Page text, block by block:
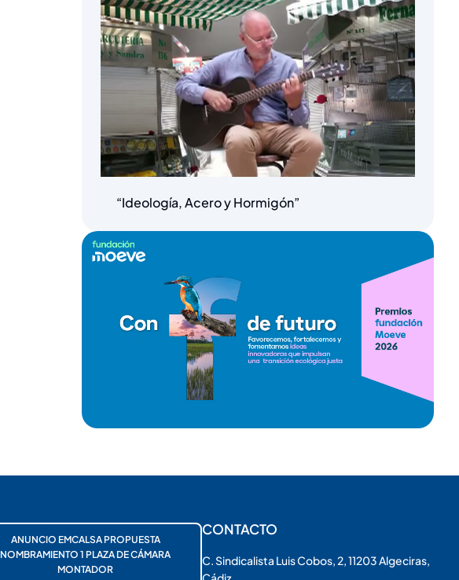
“Ideología, Acero y Hormigón”
ANUNCIO EMCALSA PROPUESTA
NOMBRAMIENTO 1 PLAZA DE CÁMARA
MONTADOR
CONTACTO
C. Sindicalista Luis Cobos, 2, 11203 Algeciras,